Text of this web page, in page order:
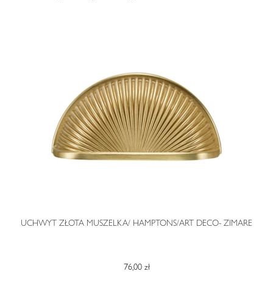
UCHWYT ZŁOTA MUSZELKA/ HAMPTONS/ART DECO- ZIMARE
76,00 zł